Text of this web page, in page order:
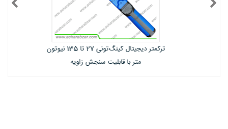
ترکمتر دیجیتال کینگ‌تونی 27 تا 135 نیوتون
متر با قابلیت سنجش زاویه